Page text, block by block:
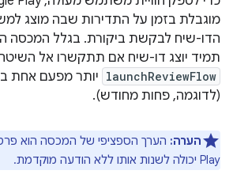
מוגבלת בזמן על התדירות שבה מוצג
הדו-שיח לבקשת ביקורת. בגלל המכסה
תמיד יוצג דו-שיח אם תתקשרו אל
launchReviewFlow יותר מפעם אחת
(לדוגמה, פחות מחודש).
הערה:
Play יכולה לשנות אותו ללא הודעה מוקדמת.